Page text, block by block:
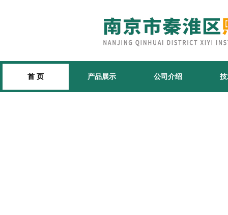
首 页 产品展示 公司介绍